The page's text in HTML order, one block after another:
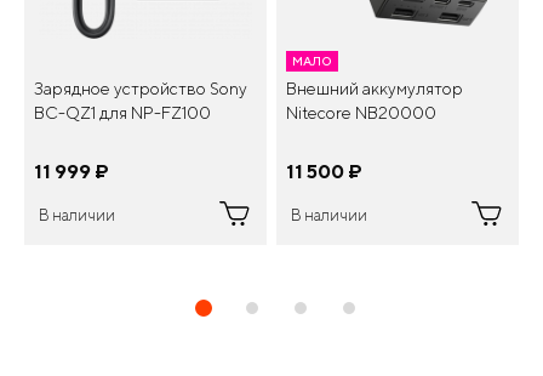
Зарядное устройство Sony
BC-QZ1 для NP-FZ100
11 999 ¤
В наличии
МАЛО
Внешний аккумулятор
Nitecore NB20000
11 500 ¤
В наличии